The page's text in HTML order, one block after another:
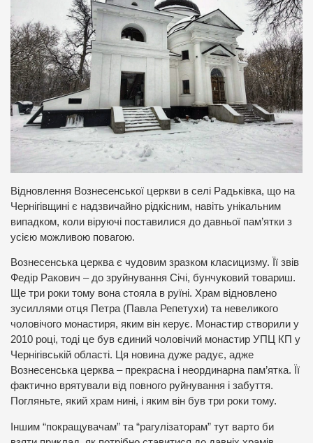
Відновлення Вознесенської церкви в селі Радьківка, що на
Чернігівщині є надзвичайно рідкісним, навіть унікальним
випадком, коли віруючі поставилися до давньої пам’ятки з
усією можливою повагою.
Вознесенська церква є чудовим зразком класицизму. Її звів
Федір Ракович – до зруйнування Січі, бунчуковий товариш.
Ще три роки тому вона стояла в руїні. Храм відновлено
зусиллями отця Петра (Павла Репетухи) та невеликого
чоловічого монастиря, яким він керує. Монастир створили у
2010 році, тоді це був єдиний чоловічий монастир УПЦ КП у
Чернігівській області. Ця новина дуже радує, адже
Вознесенська церква – прекрасна і неординарна пам’ятка. Її
фактично врятували від повного руйнування і забуття.
Погляньте, який храм нині, і яким він був три роки тому.
Іншим “покращувачам” та “рагулізаторам” тут варто би